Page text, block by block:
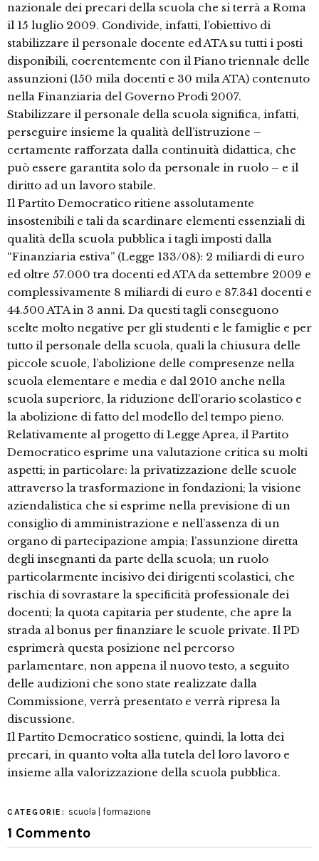
nazionale dei precari della scuola che si terrà a Roma
il 15 luglio 2009. Condivide, infatti, l’obiettivo di
stabilizzare il personale docente ed ATA su tutti i posti
disponibili, coerentemente con il Piano triennale delle
assunzioni (150 mila docenti e 30 mila ATA) contenuto
nella Finanziaria del Governo Prodi 2007.
Stabilizzare il personale della scuola significa, infatti,
perseguire insieme la qualità dell’istruzione –
certamente rafforzata dalla continuità didattica, che
può essere garantita solo da personale in ruolo – e il
diritto ad un lavoro stabile.
Il Partito Democratico ritiene assolutamente
insostenibili e tali da scardinare elementi essenziali di
qualità della scuola pubblica i tagli imposti dalla
“Finanziaria estiva” (Legge 133/08): 2 miliardi di euro
ed oltre 57.000 tra docenti ed ATA da settembre 2009 e
complessivamente 8 miliardi di euro e 87.341 docenti e
44.500 ATA in 3 anni. Da questi tagli conseguono
scelte molto negative per gli studenti e le famiglie e per
tutto il personale della scuola, quali la chiusura delle
piccole scuole, l’abolizione delle compresenze nella
scuola elementare e media e dal 2010 anche nella
scuola superiore, la riduzione dell’orario scolastico e
la abolizione di fatto del modello del tempo pieno.
Relativamente al progetto di Legge Aprea, il Partito
Democratico esprime una valutazione critica su molti
aspetti; in particolare: la privatizzazione delle scuole
attraverso la trasformazione in fondazioni; la visione
aziendalistica che si esprime nella previsione di un
consiglio di amministrazione e nell’assenza di un
organo di partecipazione ampia; l’assunzione diretta
degli insegnanti da parte della scuola; un ruolo
particolarmente incisivo dei dirigenti scolastici, che
rischia di sovrastare la specificità professionale dei
docenti; la quota capitaria per studente, che apre la
strada al bonus per finanziare le scuole private. Il PD
esprimerà questa posizione nel percorso
parlamentare, non appena il nuovo testo, a seguito
delle audizioni che sono state realizzate dalla
Commissione, verrà presentato e verrà ripresa la
discussione.
Il Partito Democratico sostiene, quindi, la lotta dei
precari, in quanto volta alla tutela del loro lavoro e
insieme alla valorizzazione della scuola pubblica.
CATEGORIE: scuola | formazione
1 Commento